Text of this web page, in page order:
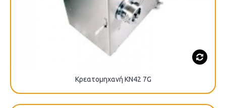
Κρεατομηχανή KN42 7G